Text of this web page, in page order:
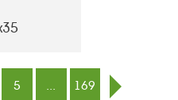
5 ...
169